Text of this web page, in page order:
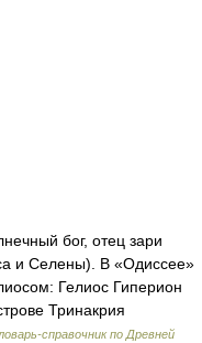
бог, отец зари
и Селены). В «Одиссее»
Гелиос Гиперион
Тринакрия
справочник по Древней